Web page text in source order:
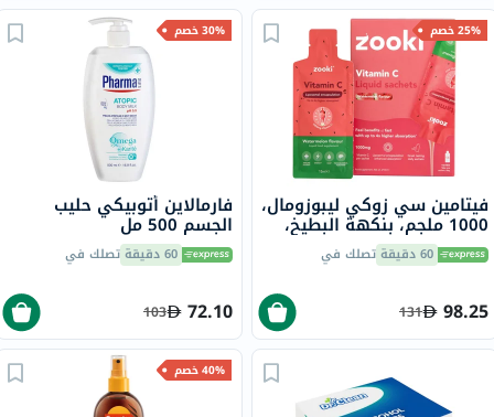
25% خصم
فيتامين سي زوكي ليبوزومال،
1000 ملجم، بنكهة البطيخ،
للأطفال، كيس 15 مل، 14
قطعة 60 دقيقة تصلك في
98.25
131
30% خصم
فارمالاين أتوبيكي حليب
الجسم 500 مل
60 دقيقة تصلك في
72.10
103
40% خصم